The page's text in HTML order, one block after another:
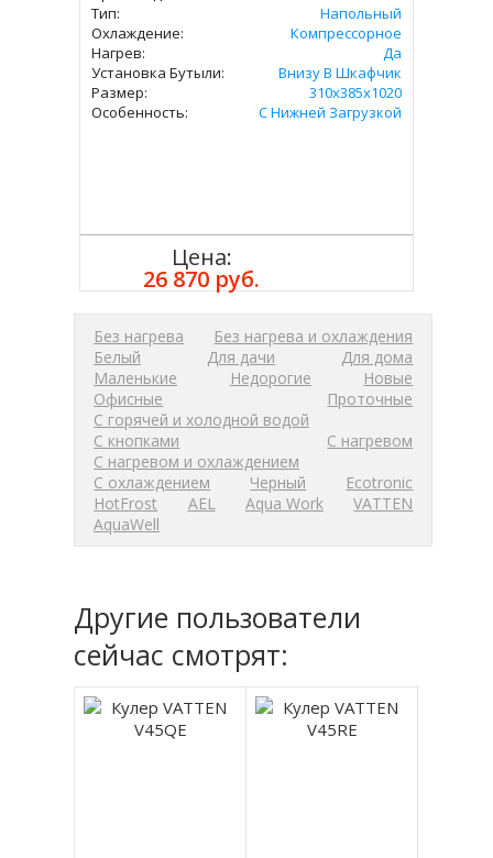
Тип:
Напольный
Охлаждение:
Компрессорное
Нагрев:
Да
Установка Бутыли:
Внизу В Шкафчик
Размер:
310х385х1020
Особенность:
С Нижней Загрузкой
Цена:
26 870 руб.
Без нагрева
Без нагрева и охлаждения
Белый
Для дачи
Для дома
Маленькие
Недорогие
Новые
Офисные
Проточные
С горячей и холодной водой
С кнопками
С нагревом
С нагревом и охлаждением
С охлаждением
Черный
Ecotronic
HotFrost
AEL Aqua Work
VATTEN
AquaWell
Другие пользователи
сейчас смотрят: